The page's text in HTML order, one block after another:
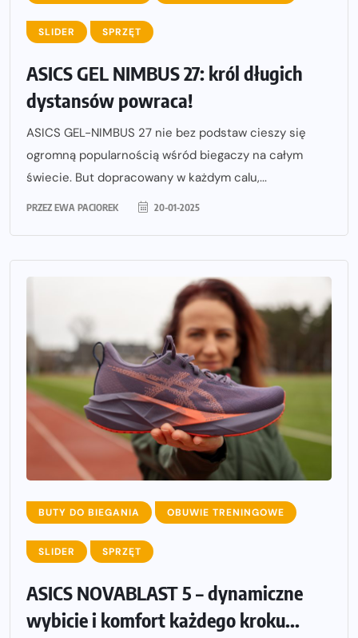
SLIDER SPRZĘT
ASICS GEL NIMBUS 27: król długich
dystansów powraca!
ASICS GEL-NIMBUS 27 nie bez podstaw cieszy się
ogromną popularnością wśród biegaczy na całym
świecie. But dopracowany w każdym calu,...
PRZEZ EWA PACIOREK 20-01-2025
BUTY DO BIEGANIA OBUWIE TRENINGOWE
SLIDER SPRZĘT
ASICS NOVABLAST 5 – dynamiczne
wybicie i komfort każdego kroku...